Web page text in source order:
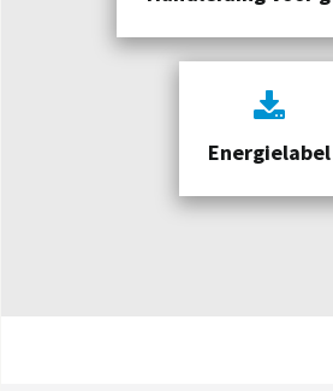
Energielabel